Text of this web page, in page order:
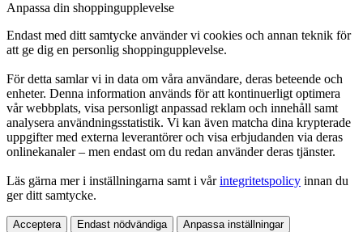
Anpassa din shoppingupplevelse
Endast med ditt samtycke använder vi cookies och annan teknik för
att ge dig en personlig shoppingupplevelse.
För detta samlar vi in data om våra användare, deras beteende och
enheter. Denna information används för att kontinuerligt optimera
vår webbplats, visa personligt anpassad reklam och innehåll samt
analysera användningsstatistik. Vi kan även matcha dina krypterade
uppgifter med externa leverantörer och visa erbjudanden via deras
onlinekanaler – men endast om du redan använder deras tjänster.
Läs gärna mer i inställningarna samt i vårintegritetspolicy innan du
ger ditt samtycke.
Acceptera Endast nödvändiga Anpassa inställningar